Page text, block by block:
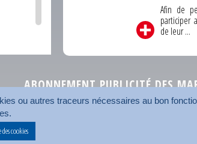
Afin de
participer
de leur ...
ABONNEMENT PUBLICITÉ DES
Plan du site
ou autres traceurs nécessaires au bon
des cookies